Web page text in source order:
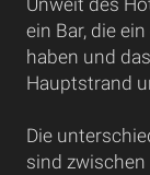
Unweit des
ein Bar, die
haben und
Hauptstrand
Die
sind